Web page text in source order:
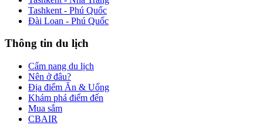
Tashkent - Phú Quốc
Đài Loan - Phú Quốc
Thông tin du lịch
Cẩm nang du lịch
Nên ở đâu?
Địa điểm Ăn & Uống
Khám phá điểm đến
Mua sắm
CBAIR